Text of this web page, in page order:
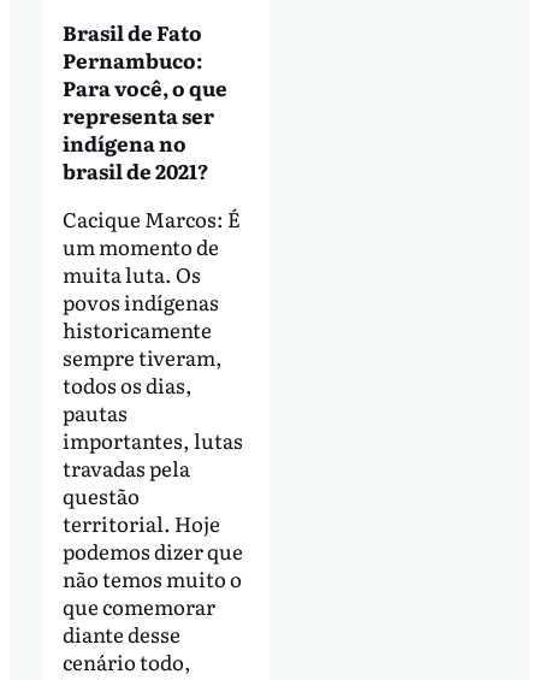
Brasil de Fato
Pernambuco:
Para você, o que
representa ser
indígena no
brasil de 2021?
Cacique Marcos: É
um momento de
muita luta. Os
povos indígenas
historicamente
sempre tiveram,
todos os dias,
pautas
importantes, lutas
travadas pela
questão
territorial. Hoje
podemos dizer que
não temos muito o
que comemorar
diante desse
cenário todo,